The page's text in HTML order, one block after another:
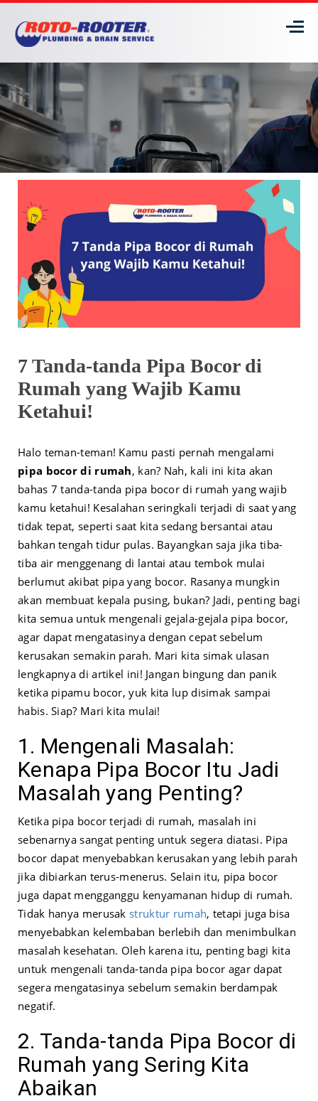
7 Tanda-tanda Pipa Bocor di
Rumah yang Wajib Kamu
Ketahui!
Halo teman-teman! Kamu pasti pernah mengalami
pipa bocor di rumah, kan? Nah, kali ini kita akan
bahas 7 tanda-tanda pipa bocor di rumah yang wajib
kamu ketahui! Kesalahan seringkali terjadi di saat yang
tidak tepat, seperti saat kita sedang bersantai atau
bahkan tengah tidur pulas. Bayangkan saja jika tiba-
tiba air menggenang di lantai atau tembok mulai
berlumut akibat pipa yang bocor. Rasanya mungkin
akan membuat kepala pusing, bukan? Jadi, penting bagi
kita semua untuk mengenali gejala-gejala pipa bocor,
agar dapat mengatasinya dengan cepat sebelum
kerusakan semakin parah. Mari kita simak ulasan
lengkapnya di artikel ini! Jangan bingung dan panik
ketika pipamu bocor, yuk kita lup disimak sampai
habis. Siap? Mari kita mulai!
1. Mengenali Masalah:
Kenapa Pipa Bocor Itu Jadi
Masalah yang Penting?
Ketika pipa bocor terjadi di rumah, masalah ini
sebenarnya sangat penting untuk segera diatasi. Pipa
bocor dapat menyebabkan kerusakan yang lebih parah
jika dibiarkan terus-menerus. Selain itu, pipa bocor
juga dapat mengganggu kenyamanan hidup di rumah.
Tidak hanya merusak struktur rumah, tetapi juga bisa
menyebabkan kelembaban berlebih dan menimbulkan
masalah kesehatan. Oleh karena itu, penting bagi kita
untuk mengenali tanda-tanda pipa bocor agar dapat
segera mengatasinya sebelum semakin berdampak
negatif.
2. Tanda-tanda Pipa Bocor di
Rumah yang Sering Kita
Abaikan